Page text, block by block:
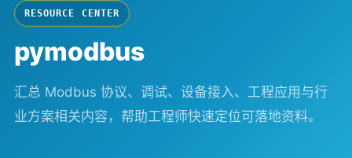
RESOURCE CENTER
pymodbus
汇总 Modbus 协议、调试、设备接入、工程应用与行
业方案相关内容，帮助工程师快速定位可落地资料。